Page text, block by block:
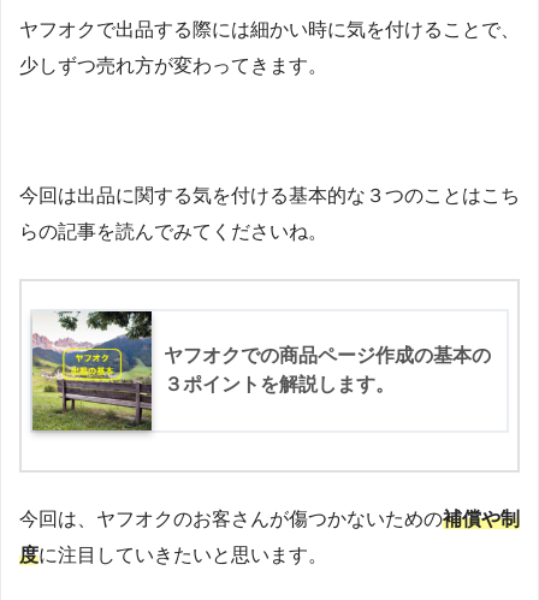
ヤフオクで出品する際には細かい時に気を付けることで、
少しずつ売れ方が変わってきます。
今回は出品に関する気を付ける基本的な３つのことはこち
らの記事を読んでみてくださいね。
ヤフオクでの商品ページ作成の基本の
３ポイントを解説します。
今回は、ヤフオクのお客さんが傷つかないための補償や制
度に注目していきたいと思います。